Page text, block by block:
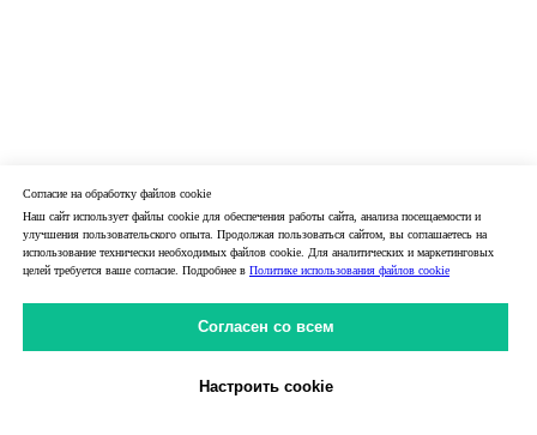
Согласие на обработку файлов cookie
Наш сайт использует файлы cookie для обеспечения работы сайта, анализа посещаемости и
улучшения пользовательского опыта. Продолжая пользоваться сайтом, вы соглашаетесь на
использование технически необходимых файлов cookie. Для аналитических и маркетинговых
целей требуется ваше согласие. Подробнее в Политике использования файлов cookie
Согласен со всем
Настроить cookie